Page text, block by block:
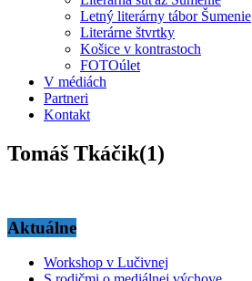
Letný literárny tábor Šumenie
Literárne štvrtky
Košice v kontrastoch
FOTOúlet
V médiách
Partneri
Kontakt
Tomáš Tkáčik(1)
Aktuálne
Workshop v Lučivnej